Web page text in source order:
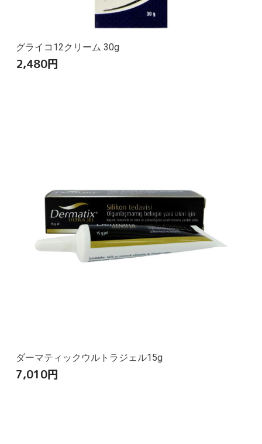
グライコ12クリーム 30g
2,480円
ダーマティックウルトラジェル15g
7,010円